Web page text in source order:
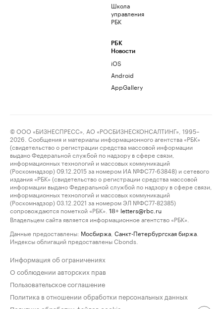
Школа
управления
РБК
РБК
Новости
iOS
Android
AppGallery
© ООО «БИЗНЕСПРЕСС», АО «РОСБИЗНЕСКОНСАЛТИНГ», 1995–
2026. Сообщения и материалы информационного агентства «РБК»
(свидетельство о регистрации средства массовой информации
выдано Федеральной службой по надзору в сфере связи,
информационных технологий и массовых коммуникаций
(Роскомнадзор) 09.12.2015 за номером ИА №ФС77-63848) и сетевого
издания «РБК» (свидетельство о регистрации средства массовой
информации выдано Федеральной службой по надзору в сфере связи,
информационных технологий и массовых коммуникаций
(Роскомнадзор) 03.12.2021 за номером ЭЛ №ФС77-82385)
сопровождаются пометкой «РБК».
18+ letters@rbc.ru
Владельцем сайта является информационное агентство «РБК».
Данные предоставлены: Мосбиржа Санкт-Петербургская биржа
Индексы облигаций предоставлены Cbonds.
Информация об ограничениях
О соблюдении авторских прав
Пользовательское соглашение
Политика в отношении обработки персональных данных